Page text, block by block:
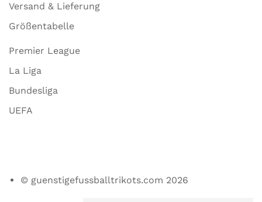
Versand & Lieferung
Größentabelle
Premier League
La Liga
Bundesliga
UEFA
© guenstigefussballtrikots.com 2026